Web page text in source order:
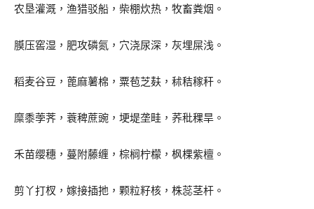
农垦灌溉，渔猎驳船，柴棚炊热，牧畜粪烟。
膜压窖湿，肥攻磷氮，穴浇尿深，灰埋屎浅。
稻麦谷豆，蓖麻薯棉，粟苞芝麸，秫秸稼秆。
糜黍荸荠，蓑稗蔗豌，埂堤垄畦，荞秕稞旱。
禾苗缨穗，蔓附藤缠，棕榈柠檬，枫棵紫檀。
剪丫打杈，嫁接插扡，颗粒籽核，株蕊茎杆。